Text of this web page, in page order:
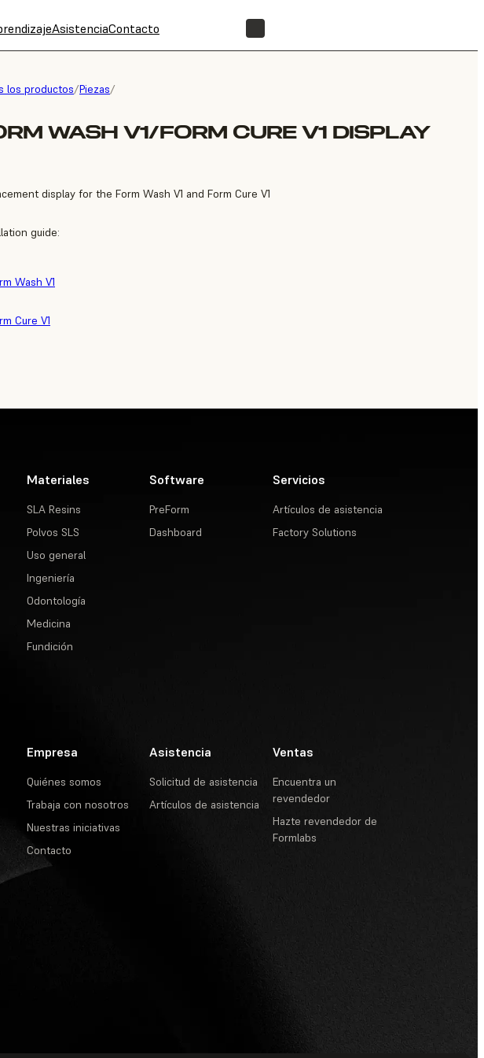
AsistenciaContacto
los productos/Piezas/
WASH V1/FORM CURE V1 DISPLAY
display for the Form Wash V1 and Form Cure V1
guide:
Wash V1
Cure V1
Materiales
SLA Resins
Polvos SLS
Uso general
Ingeniería
Odontología
Medicina
Fundición
Software
PreForm
Dashboard
Servicios
Artículos de asistencia
Factory Solutions
Empresa
Quiénes somos
Trabaja con nosotros
Nuestras iniciativas
Contacto
Asistencia
Solicitud de asistencia
Artículos de asistencia
Ventas
Encuentra un
revendedor
Hazte revendedor de
Formlabs